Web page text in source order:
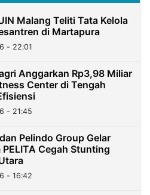
Malang Teliti Tata Kelola
di Martapura
- 22:01
Anggarkan Rp3,98 Miliar
Center di Tengah
- 21:45
Pelindo Group Gelar
PELITA Cegah Stunting
- 16:42